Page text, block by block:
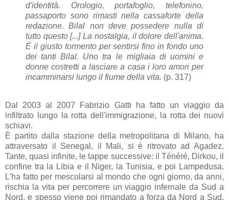
d'identità. Orologio, portafoglio, telefonino,
passaporto sono rimasti nella cassaforte della
redazione. Bilal non deve possedere nulla di
tutto questo [...] La nostalgia, il dolore dell'anima.
È il giusto tormento per sentirsi fino in fondo uno
dei tanti Bilal. Uno tra le migliaia di uomini e
donne costretti a lasciare a casa i loro amori per
incamminarsi lungo il fiume della vita. (p. 317)
Dal 2003 al 2007 Fabrizio Gatti ha fatto un viaggio da
infiltrato lungo la rotta dell'immigrazione, la rotta dei nuovi
schiavi.
È partito dalla stazione della metropolitana di Milano, ha
attraversato il Senegal, il Mali, si è ritrovato ad Agadez.
Tante, quasi infinite, le tappe successive: il Ténéré, Dirkou, il
confine tra la Libia e il Niger, la Tunisia, e poi Lampedusa.
L'ha fatto per mescolarsi al mondo che ogni giorno, da anni,
rischia la vita per percorrere un viaggio infernale da Sud a
Nord, e spesso viene poi rimandato a forza da Nord a Sud,